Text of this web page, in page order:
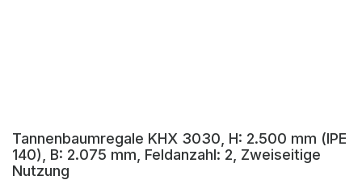
Tannenbaumregale KHX 3030, H: 2.500 mm (IPE
140), B: 2.075 mm, Feldanzahl: 2, Zweiseitige
Nutzung